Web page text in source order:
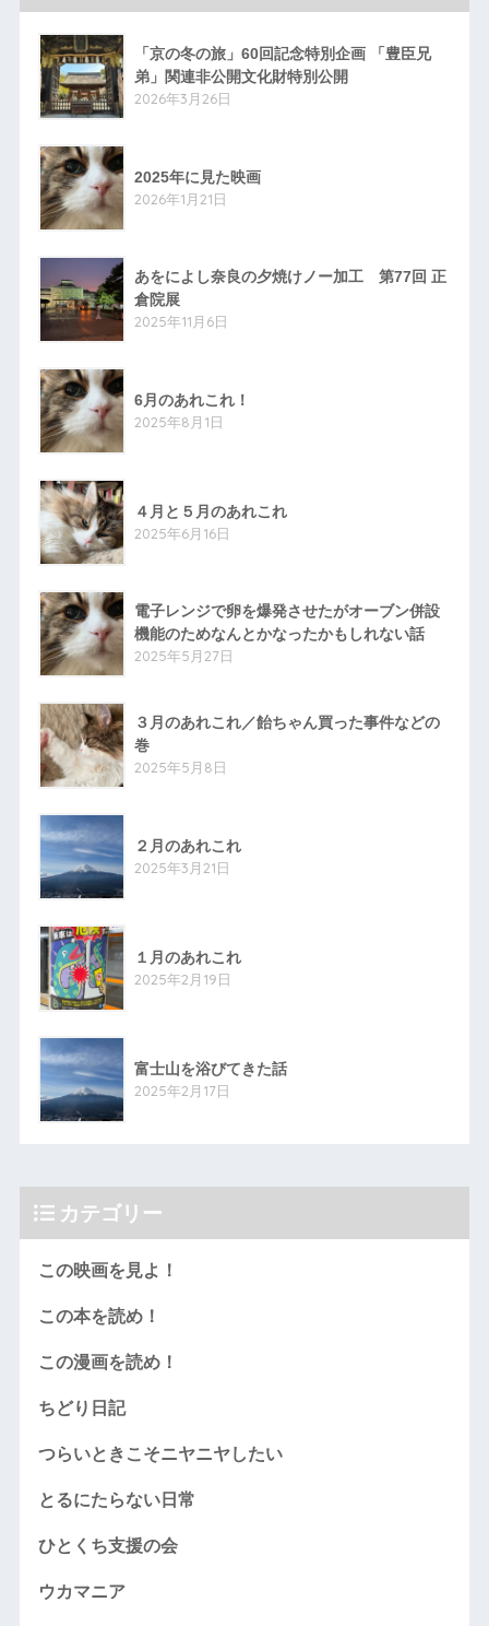
「京の冬の旅」60回記念特別企画 「豊臣兄
弟」関連非公開文化財特別公開
2026年3月26日
2025年に見た映画
2026年1月21日
あをによし奈良の夕焼けノー加工 第77回 正
倉院展
2025年11月6日
6月のあれこれ！
2025年8月1日
４月と５月のあれこれ
2025年6月16日
電子レンジで卵を爆発させたがオーブン併設
機能のためなんとかなったかもしれない話
2025年5月27日
３月のあれこれ／飴ちゃん買った事件などの
巻
2025年5月8日
２月のあれこれ
2025年3月21日
１月のあれこれ
2025年2月19日
富士山を浴びてきた話
2025年2月17日
カテゴリー
この映画を見よ！
この本を読め！
この漫画を読め！
ちどり日記
つらいときこそニヤニヤしたい
とるにたらない日常
ひとくち支援の会
ウカマニア